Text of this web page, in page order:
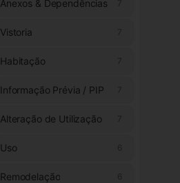
Anexos & Dependências 7
Vistoria 7
Habitação 7
Informação Prévia / PIP 7
Alteração de Utilização 7
Uso 6
Remodelação 6